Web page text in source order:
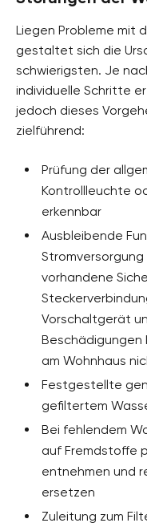
Liegen Probleme mit
gestaltet sich die
schwierigsten. Je
individuelle Schritte
jedoch dieses
zielführend:
Prüfung der
Kontrollleuchte
erkennbar
Ausbleibende
vorhandene
Vorschaltgerät
Beschädigungen
am Wohnhaus
Festgestellte
gefiltertem
Bei fehlendem
auf Fremdstoffe
entnehmen und
ersetzen
Zuleitung zum